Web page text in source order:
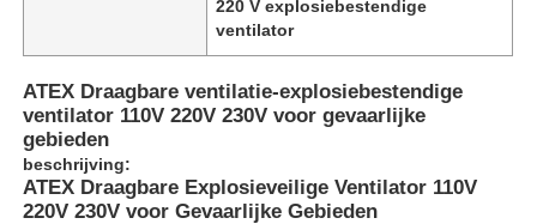
220 V explosiebestendige
ventilator
ATEX Draagbare ventilatie-explosiebestendige
ventilator 110V 220V 230V voor gevaarlijke
gebieden
beschrijving:
ATEX Draagbare Explosieveilige Ventilator 110V
220V 230V voor Gevaarlijke Gebieden